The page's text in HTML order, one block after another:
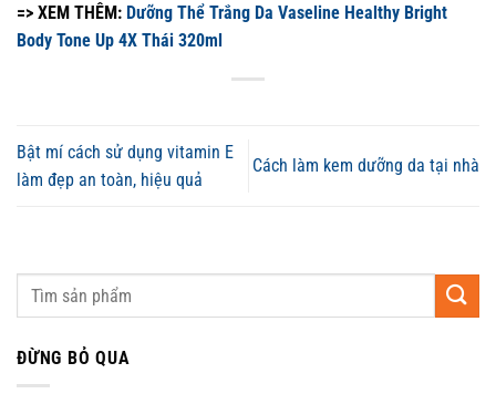
=> XEM THÊM: Dưỡng Thể Trắng Da Vaseline Healthy Bright
Body Tone Up 4X Thái 320ml
Bật mí cách sử dụng vitamin E
làm đẹp an toàn, hiệu quả
Cách làm kem dưỡng da tại nhà
ĐỪNG BỎ QUA